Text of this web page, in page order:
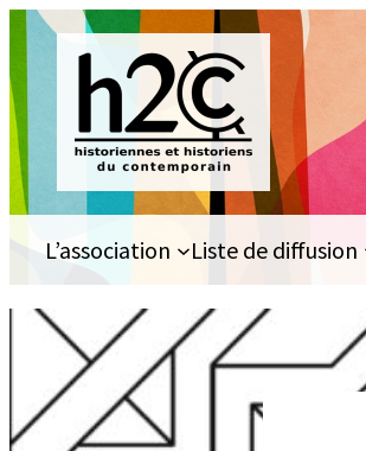
Aller
au
contenu
L’association Liste de diffusion